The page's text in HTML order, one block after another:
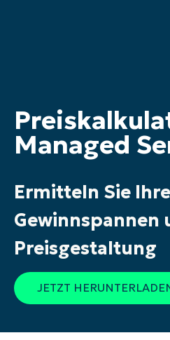
Managed
Ermitteln Sie
Gewinnspannen
Preisgestaltung
JETZT